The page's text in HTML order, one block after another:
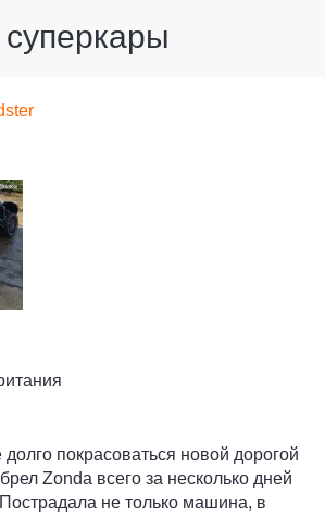
покрасоваться новой дорогой
Zonda всего за несколько дней
не только машина, в